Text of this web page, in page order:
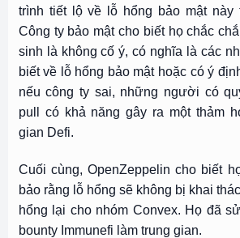
trình tiết lộ về lỗ hổng bảo mật này
Công ty bảo mật cho biết họ chắc
sinh là không cố ý, có nghĩa là các
biết về lỗ hổng bảo mật hoặc có ý
nếu công ty sai, những người có
pull có khả năng gây ra một thảm
gian Defi.
Cuối cùng, OpenZeppelin cho biết
bảo rằng lỗ hổng sẽ không bị khai
hổng lại cho nhóm Convex. Họ đã
bounty Immunefi làm trung gian.